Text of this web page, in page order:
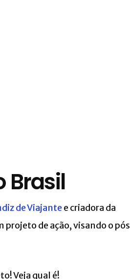
Brasil
de Viajante e criadora da
projeto de ação, visando o pós
Veja qual é!